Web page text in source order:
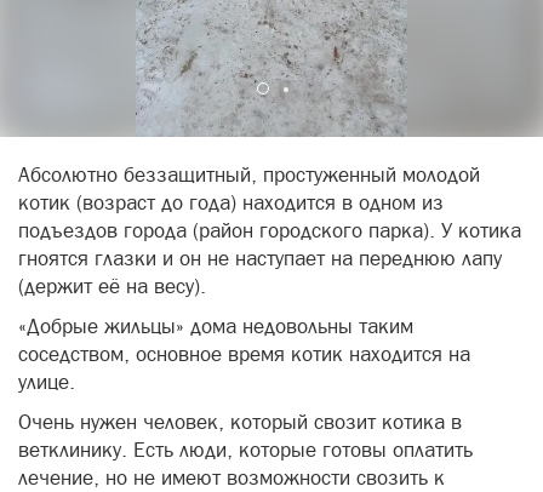
Абсолютно беззащитный, простуженный молодой
котик (возраст до года) находится в одном из
подъездов города (район городского парка). У котика
гноятся глазки и он не наступает на переднюю лапу
(держит её на весу).
«Добрые жильцы» дома недовольны таким
соседством, основное время котик находится на
улице.
Очень нужен человек, который свозит котика в
ветклинику. Есть люди, которые готовы оплатить
лечение, но не имеют возможности свозить к